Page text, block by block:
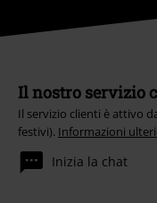
Il nostro servizio
Il servizio clienti è attivo
festivi). Informazioni
Inizia la chat